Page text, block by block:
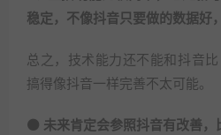
稳定，不像抖音只要做的数据好
总之，技术能力还不能和抖音
搞得像抖音一样完善不太可能。
⚫ 未来肯定会参照抖音有改善，